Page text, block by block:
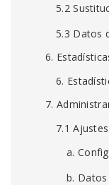
5.2
5.3 Datos
6.
6.
7.
7.1 Ajustes
a.
b.